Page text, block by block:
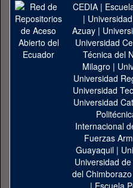
CEDIA|
|
Azuay|
Universidad
Técnica del
Milagro |
Universidad
Universidad
Universidad
Internacional
Fuerzas
Guayaquil|
Universidad
del Chimborazo
| Escuela